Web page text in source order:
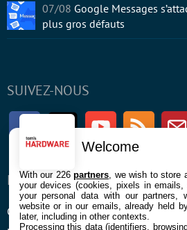
SUIVEZ-NOUS
FacebookTwitter Youtube RSS
ENTREPRISE
Confidentialité et Cookies
À
Contact
07/08 Google Messages
plus gros défauts
Welcome
With our 226partners , we wish to store
your devices (cookies, pixels in
your personal data with our partners,
website or in our emails, already held
later, including in other contexts.
Processing this data (identifiers,